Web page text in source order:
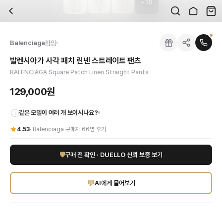
배송은 얼마나 걸리나요?
전문 스태프가 실물 상품을 직접 확인한 후 검수 사진을 제공합니다. 가죽 재질,
교환이나 반품이 가능한가요?
수령 후 7일 이내 신청하시면 상품 하자, 사이즈 불일치, 고객 변심 모두 교환·반
쿠폰과 적립금을 함께 사용할 수 있나요?
네, 쿠폰과 적립금을 결제 시 함께 사용하실 수 있습니다. 적립금은 1,000원 이상
브랜드:
색상:아이보리,베이지
가격:129,000원
미니멀리즘과 대담함이 공존하는 발렌시아가의 정수를 담은 남성 린넨 스트레이
발렌시아가 사각 패치 린넨 스트레이트 팬츠
+ 10
Balenciaga하의
발렌시아가 사각 패치 린넨 스트레이트 팬츠
BALENCIAGA Square Patch Linen Straight Pants
129,000원
i 같은 모델이 여러 개 보이시나요?▾
4.53· Balenciaga 구매자 66명 후기
🛡구매 전 확인 · DUELLO 신뢰 보증 보기
💬AI에게 물어보기